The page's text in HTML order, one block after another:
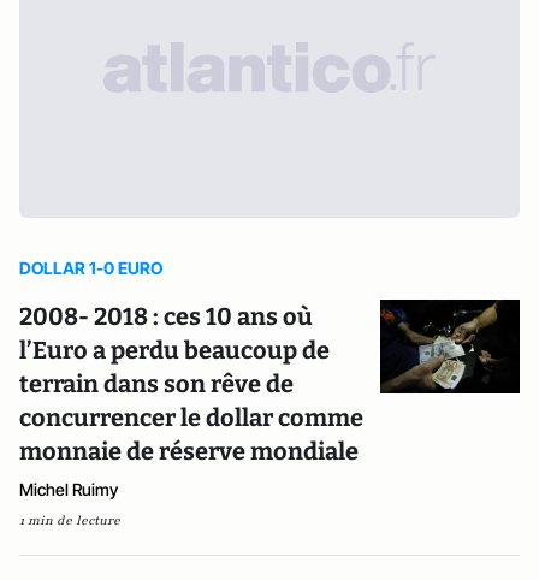
DOLLAR 1-0 EURO
2008- 2018 : ces 10 ans où
l’Euro a perdu beaucoup de
terrain dans son rêve de
concurrencer le dollar comme
monnaie de réserve mondiale
Michel Ruimy
1 min de lecture